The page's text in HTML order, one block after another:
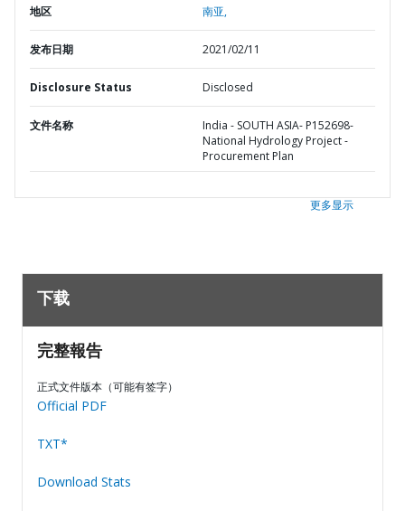
地区 南亚,
发布日期 2021/02/11
Disclosure Status Disclosed
文件名称
India - SOUTH ASIA- P152698-
National Hydrology Project -
Procurement Plan
更多显示
下载
完整報告
正式文件版本（可能有签字）
Official PDF
TXT*
Download Stats